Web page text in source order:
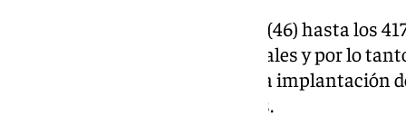
El resto de barrios municipales (46) hasta los
se consideran barrios residenciales y por lo
posibilidad de delimitación de la implantación
tipología de viviendas turísticas.